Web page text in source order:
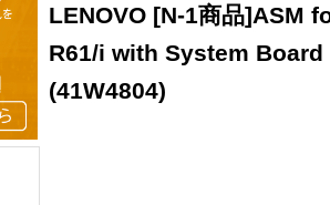
LENOVO [N-1商品]ASM
R61/i with System
(41W4804)